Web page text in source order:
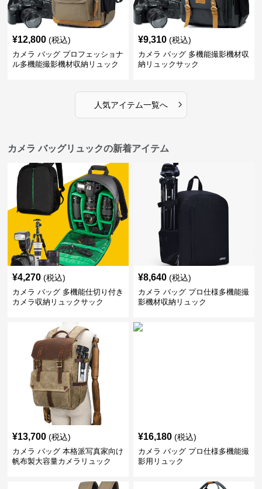
¥12,800 (税込)
カメラ バッグ プロフェッショナ
ル多機能撮影機材収納リュック
¥9,310 (税込)
カメラ バッグ 多機能撮影機材収
納リュックサック
人気アイテム一覧へ ›
カメラ バッグリュックの新着アイテム
¥4,270 (税込)
カメラ バッグ 多機能仕切り付き
カメラ収納リュックサック
¥8,640 (税込)
カメラ バッグ プロ仕様多機能撮
影機材収納リュック
¥13,700 (税込)
カメラ バッグ 本格派写真家向け
帆布製大容量カメラリュック
¥16,180 (税込)
カメラ バッグ プロ仕様多機能撮
影用リュック